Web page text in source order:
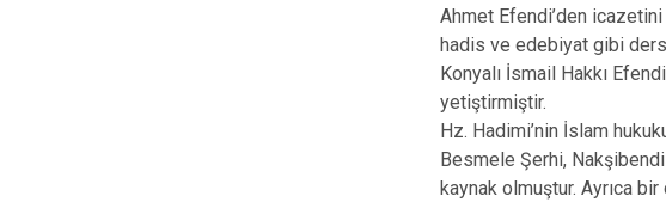
Ahmet Efendi’den icazetini
hadis ve edebiyat gibi
Konyalı İsmail Hakkı
yetiştirmiştir.
Hz. Hadimi’nin İslam
Besmele Şerhi,
kaynak olmuştur. Ayrıca